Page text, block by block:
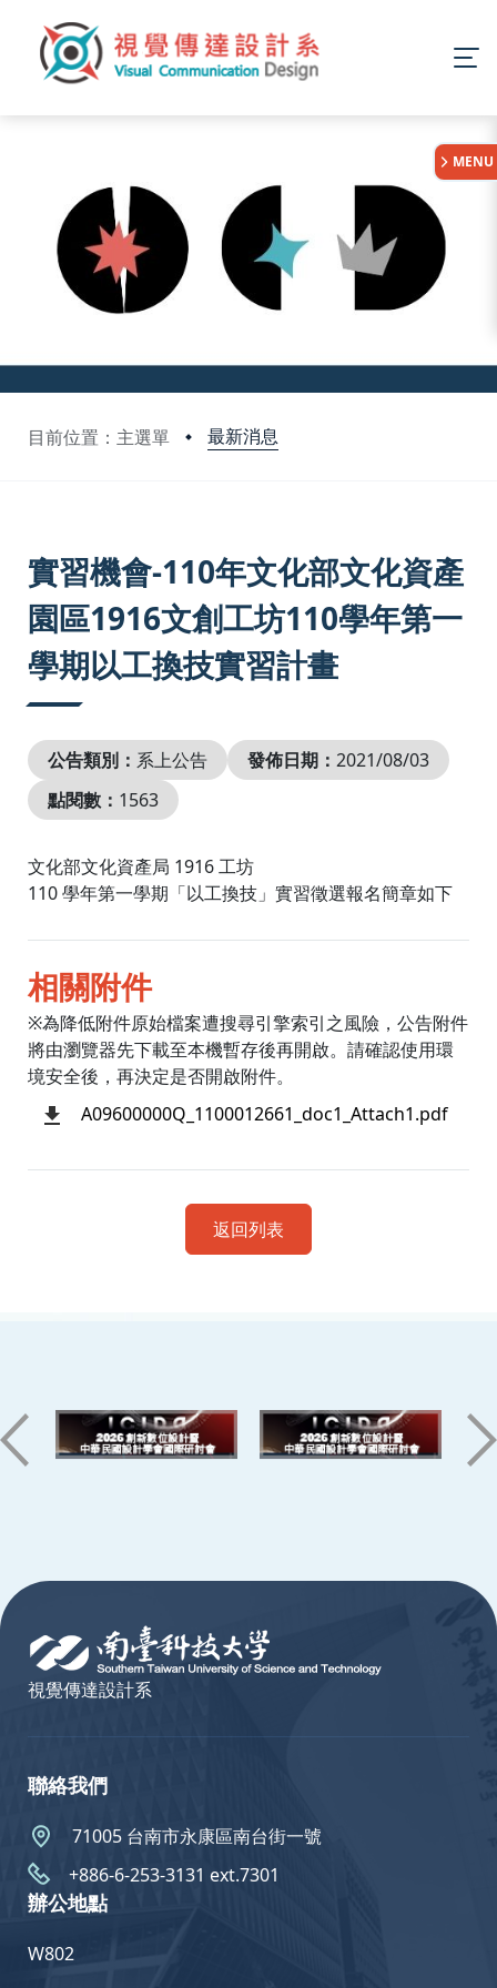
目前位置：主選單 最新消息
MENU
實習機會-110年文化部文化資產
園區1916文創工坊110學年第一
學期以工換技實習計畫
公告類別： 系上公告 發佈日期： 2021/08/03
點閱數： 1563
文化部文化資產局 1916 工坊
110 學年第一學期「以工換技」實習徵選報名簡章如下
相關附件
※為降低附件原始檔案遭搜尋引擎索引之風險，公告附件
將由瀏覽器先下載至本機暫存後再開啟。請確認使用環
境安全後，再決定是否開啟附件。
A09600000Q_1100012661_doc1_Attach1.pdf
返回列表
視覺傳達設計系
聯絡我們
71005 台南市永康區南台街一號
+886-6-253-3131 ext.7301
辦公地點
W802